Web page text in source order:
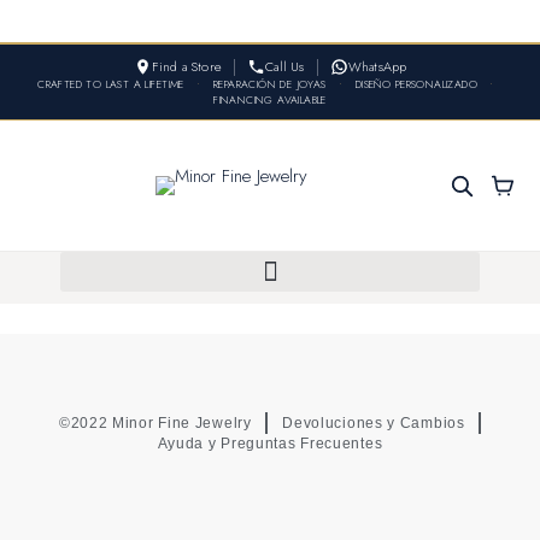
Find a Store Call Us WhatsApp
CRAFTED TO LAST A LIFETIME • REPARACIÓN DE JOYAS • DISEÑO PERSONALIZADO
•
FINANCING AVAILABLE
©2022 Minor Fine Jewelry
Devoluciones y Cambios
Ayuda y Preguntas Frecuentes